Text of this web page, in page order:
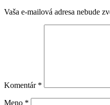
Vaša e-mailová adresa nebude
Komentár *
Meno *